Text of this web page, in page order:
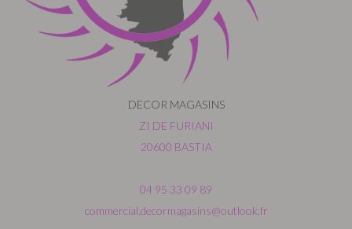
DECOR MAGASINS
ZI DE FURIANI
20600 BASTIA
04 95 33 09 89
commercial.decormagasins@outlook.fr